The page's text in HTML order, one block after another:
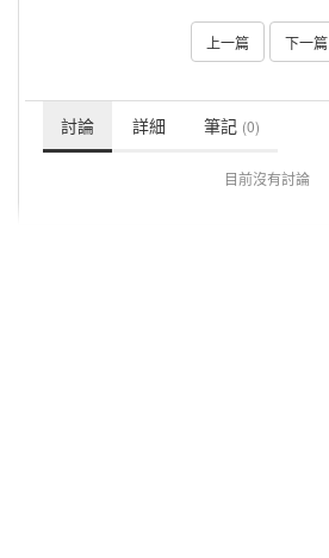
上一篇 下一篇
討論 詳細 筆記 (0)
目前沒有討論